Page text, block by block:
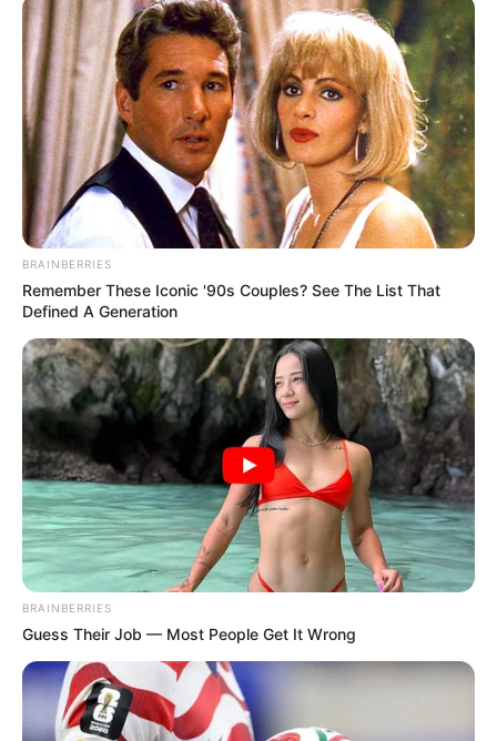
BRAINBERRIES
Remember These Iconic '90s Couples? See The List That
Defined A Generation
BRAINBERRIES
Guess Their Job — Most People Get It Wrong